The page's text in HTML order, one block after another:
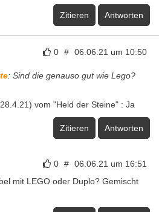
Zitieren Antworten
0 # 06.06.21 um 10:50
: Sind die genauso gut wie Lego?
vom "Held der Steine" : Ja
Zitieren Antworten
0 # 06.06.21 um 16:51
mit LEGO oder Duplo? Gemischt